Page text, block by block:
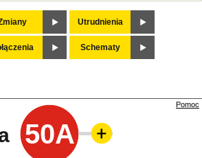
Utrudnienia
Schematy
50A
Pomoc